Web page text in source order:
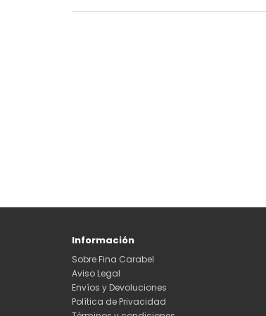
Información
Sobre Fina Carabel
Aviso Legal
Envíos y Devoluciones
Política de Privacidad